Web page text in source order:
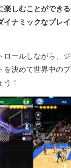
楽しむことができ
イナミックなプレイ
ロールしながら、
を決めて世界中の
！